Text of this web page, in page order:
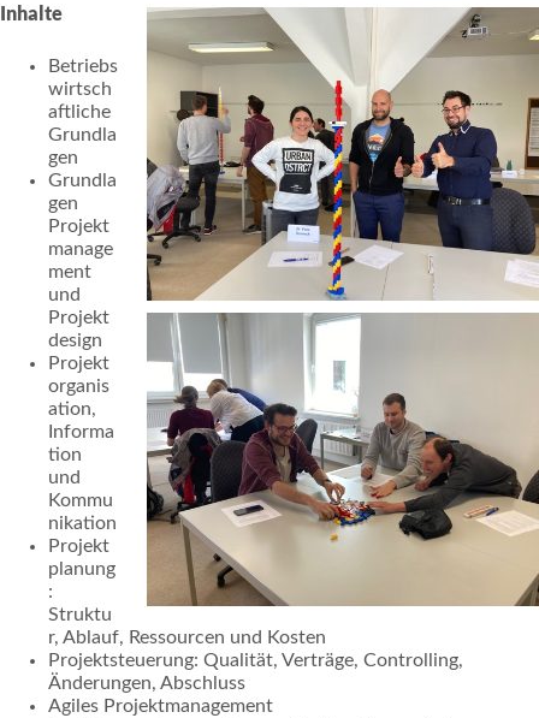
Inhalte
Betriebs
wirtsch
aftliche
Grundla
gen
Grundla
gen
Projekt
manage
ment
und
Projekt
design
Projekt
organis
ation,
Informa
tion
und
Kommu
nikation
Projekt
planung
:
Struktu
r, Ablauf, Ressourcen und Kosten
Projektsteuerung: Qualität, Verträge, Controlling,
Änderungen, Abschluss
Agiles Projektmanagement